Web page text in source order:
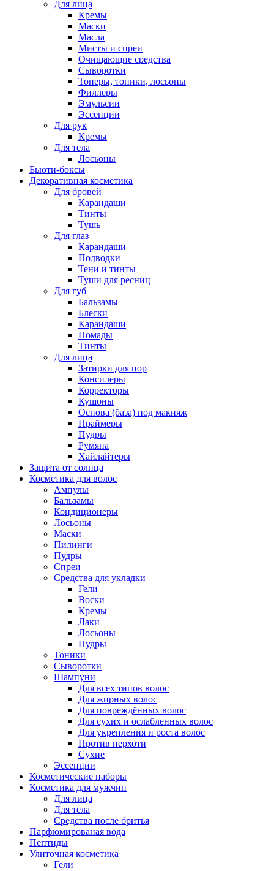
Для лица
Кремы
Маски
Масла
Мисты и спреи
Очищающие средства
Сыворотки
Тонеры, тоники, лосьоны
Филлеры
Эмульсии
Эссенции
Для рук
Кремы
Для тела
Лосьоны
Бьюти-боксы
Декоративная косметика
Для бровей
Карандаши
Тинты
Тушь
Для глаз
Карандаши
Подводки
Тени и тинты
Туши для ресниц
Для губ
Бальзамы
Блески
Карандаши
Помады
Тинты
Для лица
Затирки для пор
Консилеры
Корректоры
Кушоны
Основа (база) под макияж
Праймеры
Пудры
Румяна
Хайлайтеры
Защита от солнца
Косметика для волос
Ампулы
Бальзамы
Кондиционеры
Лосьоны
Маски
Пилинги
Пудры
Спреи
Средства для укладки
Гели
Воски
Кремы
Лаки
Лосьоны
Пудры
Тоники
Сыворотки
Шампуни
Для всех типов волос
Для жирных волос
Для повреждённых волос
Для сухих и ослабленных волос
Для укрепления и роста волос
Против перхоти
Сухие
Эссенции
Косметические наборы
Косметика для мужчин
Для лица
Для тела
Средства после бритья
Парфюмированая вода
Пептиды
Улиточная косметика
Гели